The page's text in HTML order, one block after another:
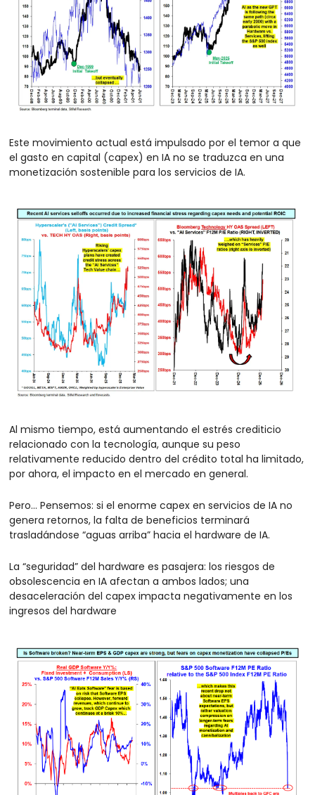
Este movimiento actual está impulsado por el temor a que
el gasto en capital (capex) en IA no se traduzca en una
monetización sostenible para los servicios de IA.
Al mismo tiempo, está aumentando el estrés crediticio
relacionado con la tecnología, aunque su peso
relativamente reducido dentro del crédito total ha limitado,
por ahora, el impacto en el mercado en general.
Pero… Pensemos: si el enorme capex en servicios de IA no
genera retornos, la falta de beneficios terminará
trasladándose “aguas arriba” hacia el hardware de IA.
La “seguridad” del hardware es pasajera: los riesgos de
obsolescencia en IA afectan a ambos lados; una
desaceleración del capex impacta negativamente en los
ingresos del hardware